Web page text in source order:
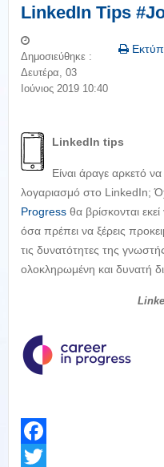
LinkedΙn Tips
Δημοσιεύθηκε :
Δευτέρα, 03
Ιούνιος 2019 10:40
LinkedIn tips
Είναι άραγε αρκετό
λογαριασμό στο LinkedIn;
Progress θα βρίσκονται
όσα πρέπει να ξέρεις
τις δυνατότητες της
ολοκληρωμένη και δυνατή
Facebook